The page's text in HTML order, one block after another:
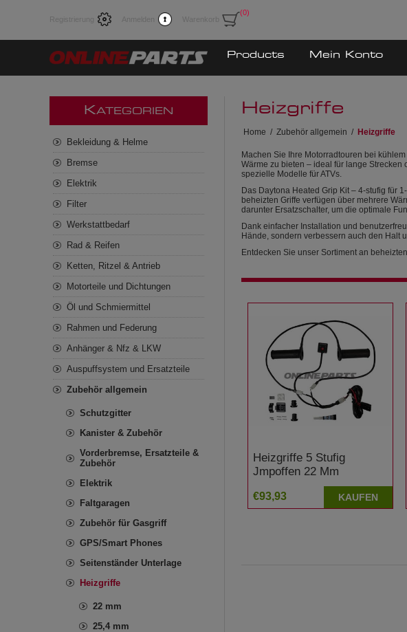
Registrierung Anmelden Warenkorb
(0)
Products Mein Konto
Heizgriffe
Home / Zubehör allgemein / Heizgriffe
Machen Sie Ihre Motorradtouren bei
Wärme zu bieten – ideal für lange
spezielle Modelle für ATVs.
Das Daytona Heated Grip Kit – 4-stufig für
beheizten Griffe verfügen über mehrere
darunter Ersatzschalter, um die optimale
Dank einfacher Installation und
Hände, sondern verbessern auch den Halt
Entdecken Sie unser Sortiment an
Heizgriffe 5 Stufig
Jmpoffen 22 Mm
Alternative: 7060324
Suzuki GSX 750 F
€93,93 KAUFEN
KATEGORIEN
Bekleidung & Helme
Bremse
Elektrik
Filter
Werkstattbedarf
Rad & Reifen
Ketten, Ritzel & Antrieb
Motorteile und Dichtungen
Öl und Schmiermittel
Rahmen und Federung
Anhänger & Nfz & LKW
Auspuffsystem und Ersatzteile
Zubehör allgemein
Schutzgitter
Kanister & Zubehör
Vorderbremse, Ersatzteile &
Zubehör
Elektrik
Faltgaragen
Zubehör für Gasgriff
GPS/Smart Phones
Seitenständer Unterlage
Heizgriffe
22 mm
25,4 mm